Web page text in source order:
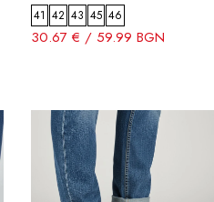
41 42 43 45 46
30.67 € / 59.99 BGN